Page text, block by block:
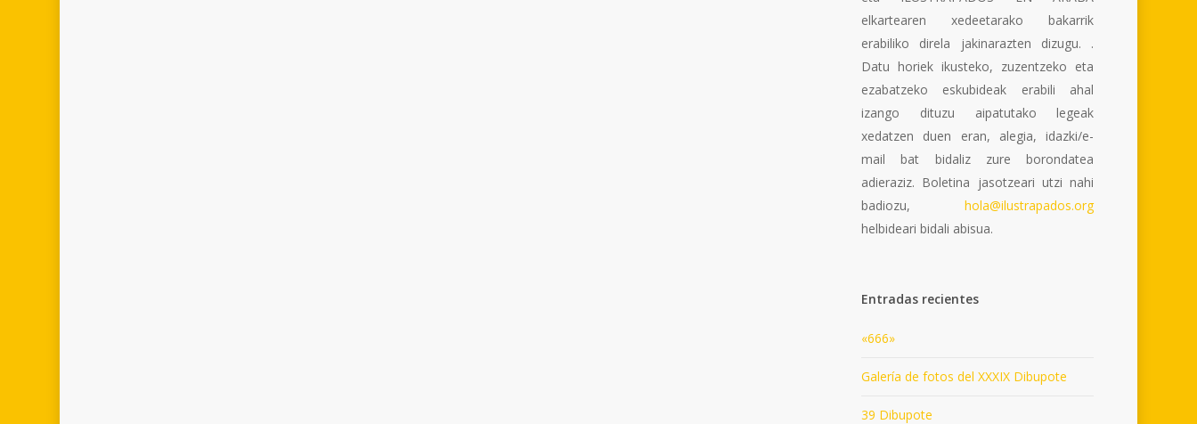
elkartearen xedeetarako bakarrik
erabiliko direla jakinarazten dizugu. .
Datu horiek ikusteko, zuzentzeko eta
ezabatzeko eskubideak erabili ahal
izango dituzu aipatutako legeak
xedatzen duen eran, alegia, idazki/e-
mail bat bidaliz zure borondatea
adieraziz. Boletina jasotzeari utzi nahi
badiozu,hola@ilustrapados.org
helbideari bidali abisua.
Entradas recientes
«666»
Galería de fotos del XXXIX Dibupote
39 Dibupote